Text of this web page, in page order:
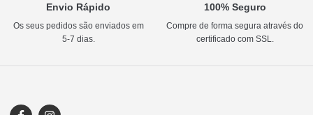
Envio Rápido
Os seus pedidos são enviados em
5-7 dias.
100% Seguro
Compre de forma segura através do
certificado com SSL.